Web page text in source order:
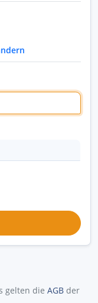
gelten die AGB der